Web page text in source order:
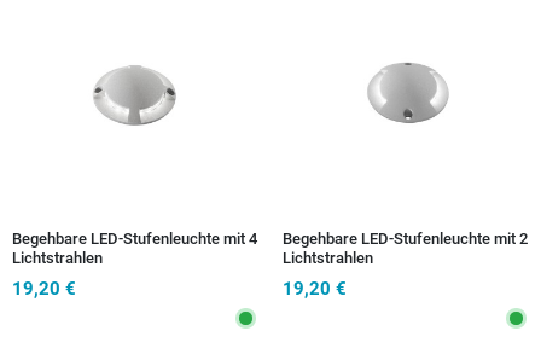
Begehbare LED-Stufenleuchte mit 4
Lichtstrahlen
19,20 €
Begehbare LED-Stufenleuchte mit 2
Lichtstrahlen
19,20 €